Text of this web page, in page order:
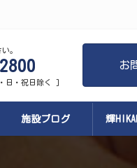
。
日・祝日除く ]
お
施設ブログ 輝